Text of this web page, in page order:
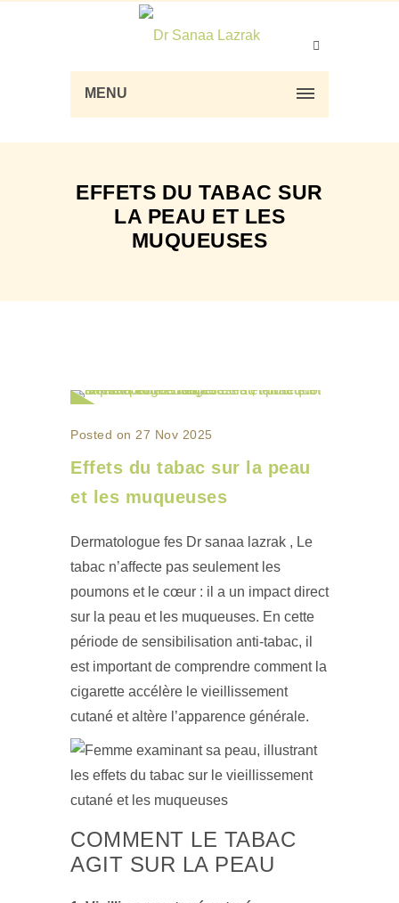
MENU
EFFETS DU TABAC SUR
LA PEAU ET LES
MUQUEUSES
Posted on 27 Nov 2025
Effets du tabac sur la peau
et les muqueuses
Dermatologue fes Dr sanaa lazrak , Le
tabac n’affecte pas seulement les
poumons et le cœur : il a un impact direct
sur la peau et les muqueuses. En cette
période de sensibilisation anti-tabac, il
est important de comprendre comment la
cigarette accélère le vieillissement
cutané et altère l’apparence générale.
COMMENT LE TABAC
AGIT SUR LA PEAU